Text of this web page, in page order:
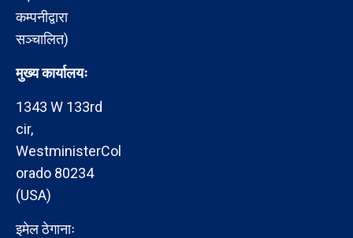
कम्पनीद्वारा
सञ्चालित)
मुख्य कार्यालयः
1343 W 133rd
cir,
WestministerCol
orado 80234
(USA)
इमेल ठेगानाः